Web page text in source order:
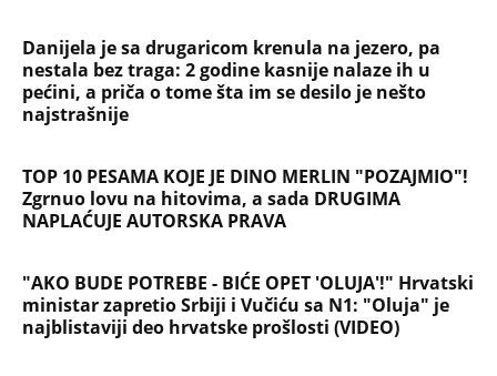
Danijela je sa drugaricom krenula na jezero, pa
nestala bez traga: 2 godine kasnije nalaze ih u
pećini, a priča o tome šta im se desilo je nešto
najstrašnije
TOP 10 PESAMA KOJE JE DINO MERLIN "POZAJMIO"!
Zgrnuo lovu na hitovima, a sada DRUGIMA
NAPLAĆUJE AUTORSKA PRAVA
"AKO BUDE POTREBE - BIĆE OPET 'OLUJA'!" Hrvatski
ministar zapretio Srbiji i Vučiću sa N1: "Oluja" je
najblistaviji deo hrvatske prošlosti (VIDEO)